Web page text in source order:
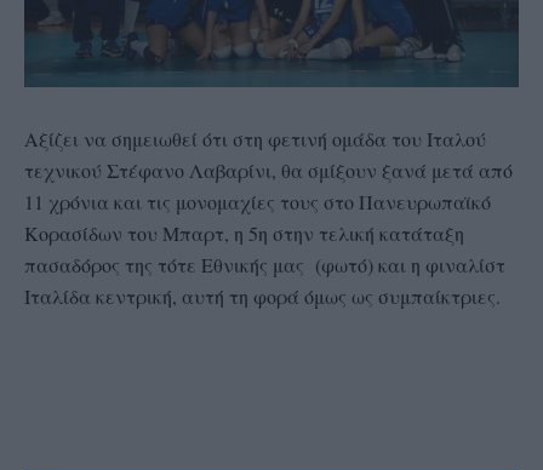
Αξίζει να σημειωθεί ότι στη φετινή ομάδα του Ιταλού
τεχνικού Στέφανο Λαβαρίνι, θα σμίξουν ξανά μετά από
11 χρόνια και τις μονομαχίες τους στο Πανευρωπαϊκό
Κορασίδων του Μπαρτ, η 5η στην τελική κατάταξη
πασαδόρος της τότε Εθνικής μας (φωτό) και η φιναλίστ
Ιταλίδα κεντρική, αυτή τη φορά όμως ως συμπαίκτριες.